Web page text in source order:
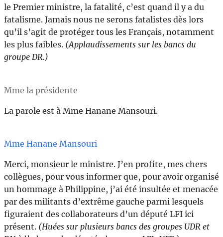
le Premier ministre, la fatalité, c’est quand il y a du
fatalisme. Jamais nous ne serons fatalistes dès lors
qu’il s’agit de protéger tous les Français, notamment
les plus faibles. (Applaudissements sur les bancs du
groupe DR.)
Mme la présidente
La parole est à Mme Hanane Mansouri.
Mme Hanane Mansouri
Merci, monsieur le ministre. J’en profite, mes chers
collègues, pour vous informer que, pour avoir organisé
un hommage à Philippine, j’ai été insultée et menacée
par des militants d’extrême gauche parmi lesquels
figuraient des collaborateurs d’un député LFI ici
présent. (Huées sur plusieurs bancs des groupes UDR et